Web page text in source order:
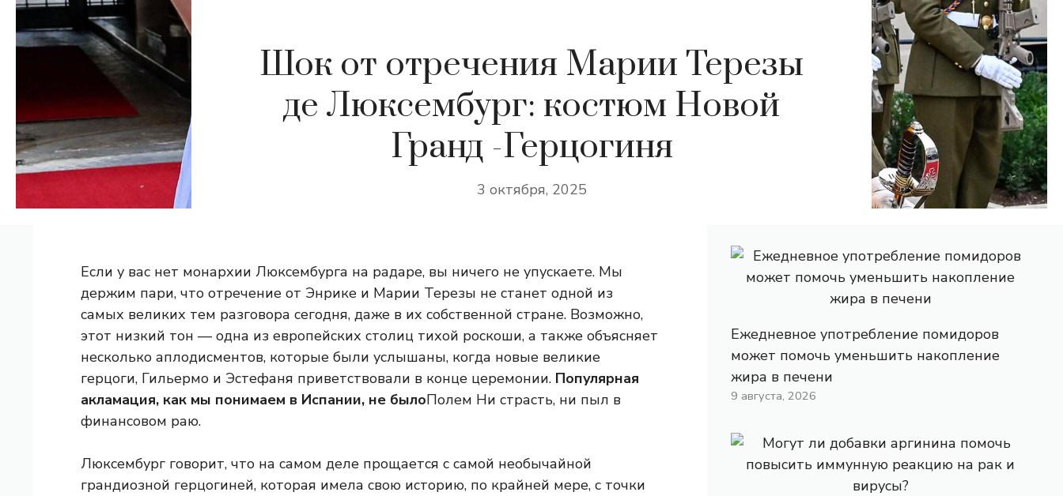
Шок от отречения Марии Терезы
де Люксембург: костюм Новой
Гранд -Герцогиня
3 октября, 2025
Если у вас нет монархии Люксембурга на радаре, вы ничего не упускаете. Мы
держим пари, что отречение от Энрике и Марии Терезы не станет одной из
самых великих тем разговора сегодня, даже в их собственной стране. Возможно,
этот низкий тон — одна из европейских столиц тихой роскоши, а также объясняет
несколько аплодисментов, которые были услышаны, когда новые великие
герцоги, Гильермо и Эстефаня приветствовали в конце церемонии. Популярная
акламация, как мы понимаем в Испании, не былоПолем Ни страсть, ни пыл в
финансовом раю.
Люксембург говорит, что на самом деле прощается с самой необычайной
грандиозной герцогиней, которая имела свою историю, по крайней мере, с точки
Ежедневное употребление помидоров
может помочь уменьшить накопление
жира в печени
9 августа, 2026